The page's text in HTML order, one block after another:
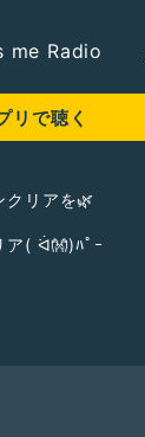
me Radio
リで聴く
クリアを🌿
ア( ᐛ👐)ﾊﾟｰ